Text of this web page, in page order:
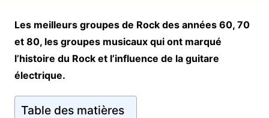
Les meilleurs groupes de Rock des années 60, 70
et 80, les groupes musicaux qui ont marqué
l’histoire du Rock et l’influence de la guitare
électrique.
Table des matières